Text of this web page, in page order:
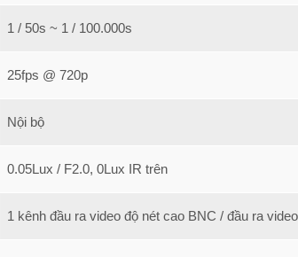
1 / 50s ~ 1 / 100.000s
25fps @ 720p
Nội bộ
0.05Lux / F2.0, 0Lux IR trên
1 kênh đầu ra video độ nét cao BNC / đầu ra